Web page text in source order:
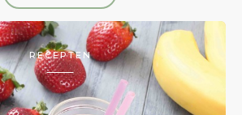
RECEPTEN